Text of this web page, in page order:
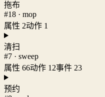
拖布
#18 · mop
属性 2动作 1
清扫
#7 · sweep
属性 66动作 12事件 23
预约